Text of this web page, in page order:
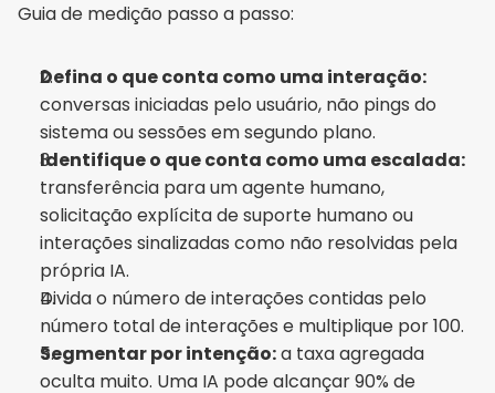
Guia de medição passo a passo:
Defina o que conta como uma interação:
conversas iniciadas pelo usuário, não pings do
sistema ou sessões em segundo plano.
Identifique o que conta como uma escalada:
transferência para um agente humano,
solicitação explícita de suporte humano ou
interações sinalizadas como não resolvidas pela
própria IA.
Divida o número de interações contidas pelo
número total de interações e multiplique por 100.
Segmentar por intenção: a taxa agregada
oculta muito. Uma IA pode alcançar 90% de